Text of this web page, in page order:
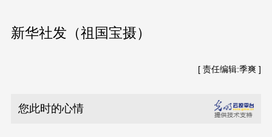
新华社发（祖国宝摄）
[ 责任编辑:季爽 ]
您此时的心情